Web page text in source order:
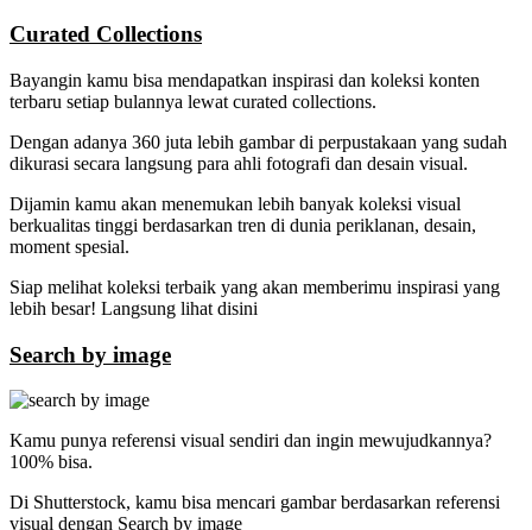
Curated Collections
Bayangin kamu bisa mendapatkan inspirasi dan koleksi konten
terbaru setiap bulannya lewat curated collections.
Dengan adanya 360 juta lebih gambar di perpustakaan yang sudah
dikurasi secara langsung para ahli fotografi dan desain visual.
Dijamin kamu akan menemukan lebih banyak koleksi visual
berkualitas tinggi berdasarkan tren di dunia periklanan, desain,
moment spesial.
Siap melihat koleksi terbaik yang akan memberimu inspirasi yang
lebih besar! Langsung lihat disini
Search by image
Kamu punya referensi visual sendiri dan ingin mewujudkannya?
100% bisa.
Di Shutterstock, kamu bisa mencari gambar berdasarkan referensi
visual dengan Search by image